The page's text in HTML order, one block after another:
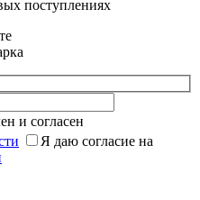
поступлениях
и согласен
Я даю согласие на